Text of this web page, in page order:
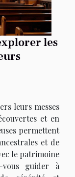
les
leurs messes
et en
permettent
et de
le patrimoine
vous guider à